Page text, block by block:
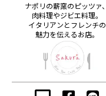
ナポリの薪窯のピッツァ、
肉料理やジビエ料理。
イタリアンとフレンチの
魅力を伝えるお店。